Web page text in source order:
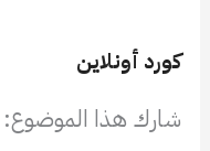
كورد أونلاين
شارك هذا الموضوع: